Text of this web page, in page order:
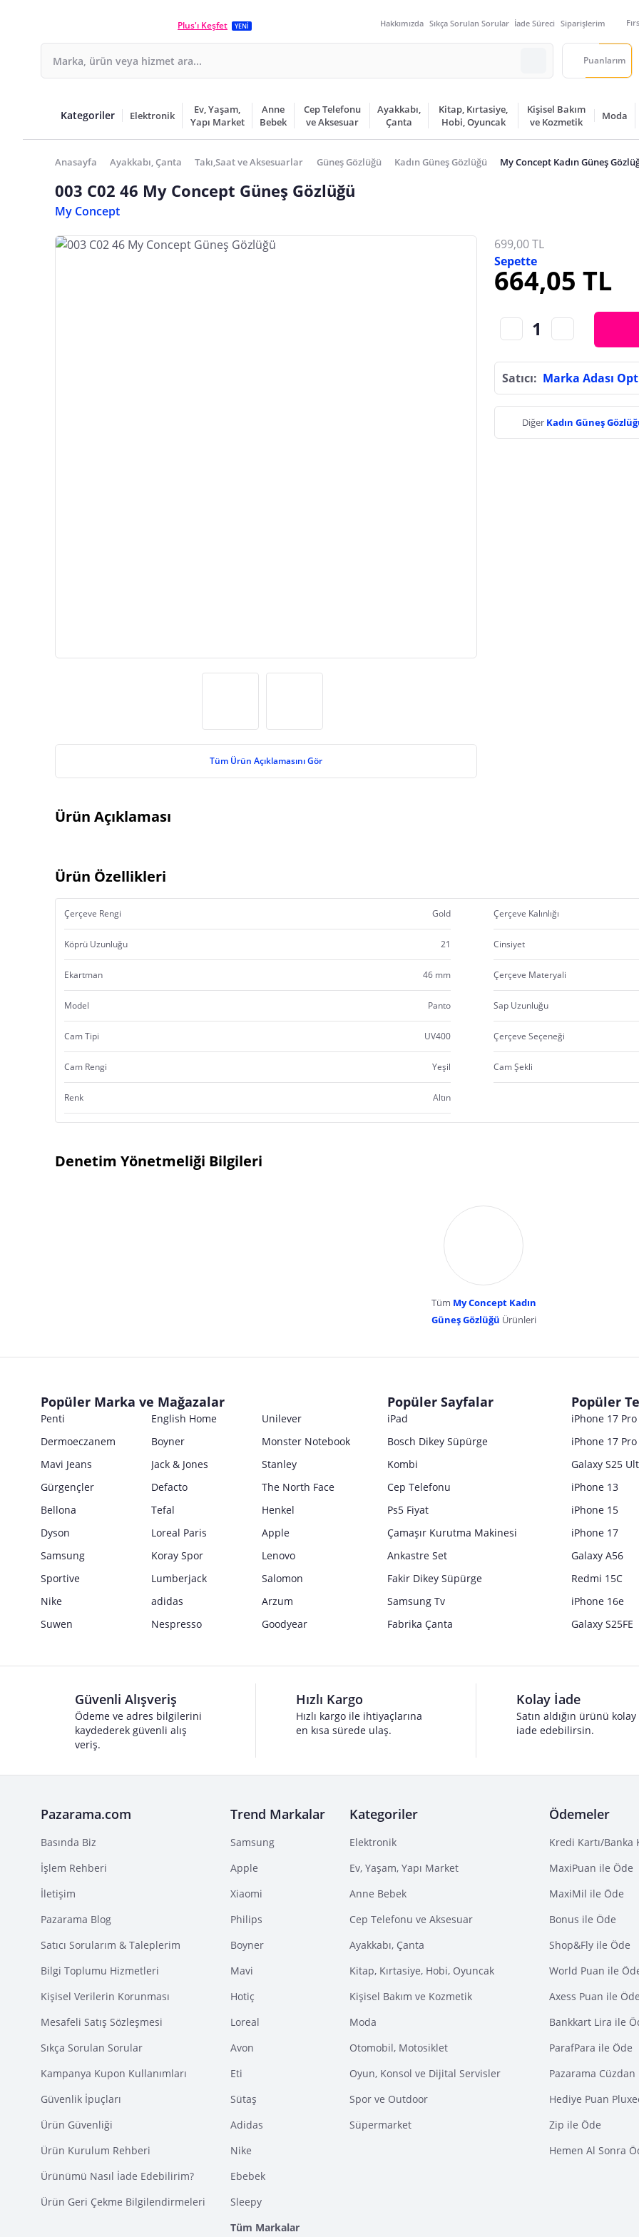
Plus'ı Keşfet YENİ Hakkımızda Sıkça Sorulan Sorular İade Süreci Siparişlerim
Puanlarım
Kategoriler Elektronik
Ev, Yaşam,
Yapı Market
Anne
Bebek
Cep Telefonu
ve Aksesuar
Ayakkabı,
Çanta
Kitap, Kırtasiye,
Hobi, Oyuncak
Kişisel Bakım
ve Kozmetik
Moda
Anasayfa Ayakkabı, Çanta Takı,Saat ve Aksesuarlar Güneş Gözlüğü Kadın Güneş Gözlüğü My Concept Kadın Güneş
003 C02 46 My Concept Güneş Gözlüğü
My Concept
Tüm Ürün Açıklamasını Gör
699,00 TL
Sepette
664,05 TL
Satıcı: Marka Adası
Diğer Kadın Güneş
Ürün Açıklaması
Ürün Özellikleri
Çerçeve Rengi Gold Çerçeve Kalınlığı
Köprü Uzunluğu 21 Cinsiyet
Ekartman 46 mm Çerçeve Materyali
Model Panto Sap Uzunluğu
Cam Tipi UV400 Çerçeve Seçeneği
Cam Rengi Yeşil Cam Şekli
Renk Altın
Denetim Yönetmeliği Bilgileri
Posta Adresi
Marka
E Posta Adresi
Satıcı bilgi girişi yapmamıştır.
Satıcı bilgi girişi yapmamıştır.
Tüm My Concept Kadın
Güneş Gözlüğü Ürünleri
Popüler Marka ve Mağazalar
Penti English Home
Unilever
Dermoeczanem
Boyner
Monster Notebook
Mavi Jeans
Jack & Jones
Stanley
Gürgençler
Defacto
The North Face
Bellona
Tefal
Henkel
Dyson
Loreal Paris
Apple
Samsung
Koray Spor
Lenovo
Sportive
Lumberjack
Salomon
Nike
adidas
Arzum
Suwen
Nespresso Goodyear
Popüler Sayfalar
iPad
Bosch Dikey Süpürge
Kombi
Cep Telefonu
Ps5 Fiyat
Çamaşır Kurutma Makinesi
Ankastre Set
Fakir Dikey Süpürge
Samsung Tv
Fabrika Çanta
Popüler
iPhone 17
iPhone 17 Pro
Galaxy S25
iPhone 13
iPhone 15
iPhone 17
Galaxy A56
Redmi 15C
iPhone 16e
Galaxy S25FE
Güvenli Alışveriş
Ödeme ve adres bilgilerini
kaydederek güvenli alış
veriş.
Hızlı Kargo
Hızlı kargo ile ihtiyaçlarına
en kısa sürede ulaş.
Kolay İade
Satın aldığın ürünü kolay
iade edebilirsin.
Pazarama.com
Basında Biz
İşlem Rehberi
İletişim
Pazarama Blog
Satıcı Sorularım & Taleplerim
Bilgi Toplumu Hizmetleri
Kişisel Verilerin Korunması
Mesafeli Satış Sözleşmesi
Sıkça Sorulan Sorular
Kampanya Kupon Kullanımları
Güvenlik İpuçları
Ürün Güvenliği
Ürün Kurulum Rehberi
Ürünümü Nasıl İade Edebilirim?
Ürün Geri Çekme Bilgilendirmeleri
Trend Markalar
Samsung
Apple
Xiaomi
Philips
Boyner
Mavi
Hotiç
Loreal
Avon
Eti
Sütaş
Adidas
Nike
Ebebek
Sleepy
Tüm Markalar
Kategoriler
Elektronik
Ev, Yaşam, Yapı Market
Anne Bebek
Cep Telefonu ve Aksesuar
Ayakkabı, Çanta
Kitap, Kırtasiye, Hobi, Oyuncak
Kişisel Bakım ve Kozmetik
Moda
Otomobil, Motosiklet
Oyun, Konsol ve Dijital Servisler
Spor ve Outdoor
Süpermarket
Ödemeler
Kredi Kartı/Banka
MaxiPuan ile Öde
MaxiMil ile Öde
Bonus ile Öde
Shop&Fly ile Öde
World Puan ile
Axess Puan ile Öde
Bankkart Lira ile
ParafPara ile Öde
Pazarama Cüzdan
Hediye Puan
Zip ile Öde
Hemen Al Sonra